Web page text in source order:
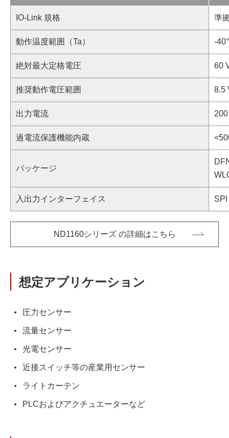
IO-Link 規格 準
動作温度範囲（Ta） -
絶対最大定格電圧 60
推奨動作電圧範囲 8.5
出力電流
過電流保護機能内蔵
パッケージ
入出力インターフェイス SPI
ND1160シリーズ の詳細はこちら
想定アプリケーション
圧力センサー
流量センサー
光電センサー
近接スイッチ等の産業用センサー
ライトカーテン
PLCおよびアクチュエーターなど